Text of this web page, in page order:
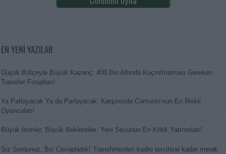
EN YENİ YAZILAR
Düşük Bütçeyle Büyük Kazanç: 400 Bin Altında Kaçırılmaması Gereken
Transfer Fırsatları!
Ya Patlayacak Ya da Parlayacak: Karşınızda Comunio’nun En Riskli
Oyuncuları!
Büyük İsimler, Büyük Beklentiler: Yeni Sezonun En Kritik Yatırımları!
Siz Sordunuz, Biz Cevapladık! Transferlerden kadro tercihine kadar merak